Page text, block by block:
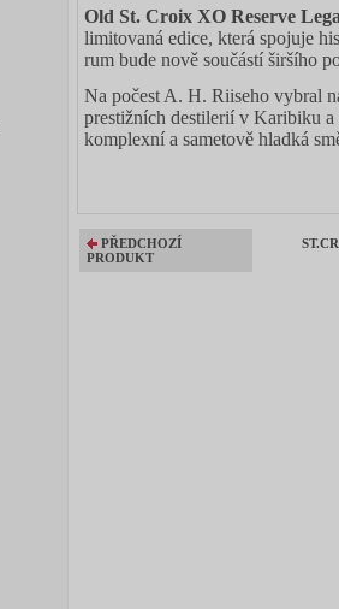
Old St. Croix XO Reserve
limitovaná edice, která spojuje
rum bude nově součástí širšího
Na počest A. H. Riiseho vybral
prestižních destilerií v Karibiku
komplexní a sametově hladká
PŘEDCHOZÍ
PRODUKT